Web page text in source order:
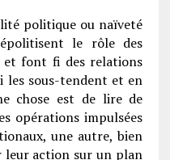
politique ou naïveté
le rôle des
et font fi des relations
les sous-tendent et en
chose est de lire de
opérations impulsées
une autre, bien
action sur un plan